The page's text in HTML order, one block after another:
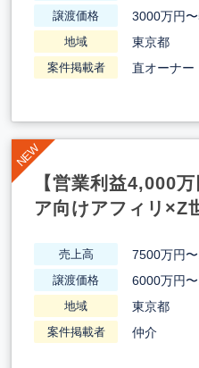
譲渡価格 3000万円
地域 東京都
案件掲載者 直オーナー
【営業利益4,000
ア向けアフィリ×Z
売上高 7500万円
譲渡価格 6000万円
地域 東京都
案件掲載者 仲介